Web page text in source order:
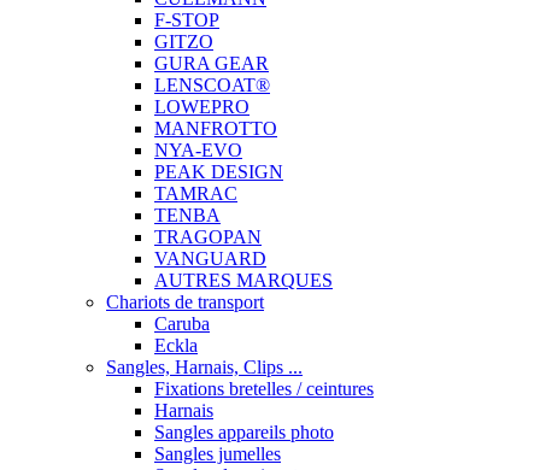
F-STOP
GITZO
GURA GEAR
LENSCOAT®
LOWEPRO
MANFROTTO
NYA-EVO
PEAK DESIGN
TAMRAC
TENBA
TRAGOPAN
VANGUARD
AUTRES MARQUES
Chariots de transport
Caruba
Eckla
Sangles, Harnais, Clips ...
Fixations bretelles / ceintures
Harnais
Sangles appareils photo
Sangles jumelles